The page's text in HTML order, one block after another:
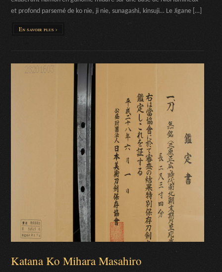
et profond parsemé de ko nie, ji nie, sunagashi, kinsuji… Le Jigane […]
En savoir plus ›
Katana Ko Mihara Masahiro